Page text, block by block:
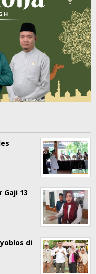
Gaji 13
di